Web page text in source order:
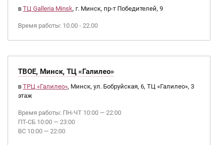
в ТЦ Galleria Minsk, г. Минск, пр-т Победителей, 9
Время работы: 10.00 - 22.00
ТВОЕ, Минск, ТЦ «Галилео»
в ТРЦ «Галилео», Минск, ул. Бобруйская, 6, ТЦ «Галилео», 3
этаж
Время работы: ПН-ЧТ 10:00 — 22:00
ПТ-СБ 10:00 — 23:00
ВС 10:00 — 22:00